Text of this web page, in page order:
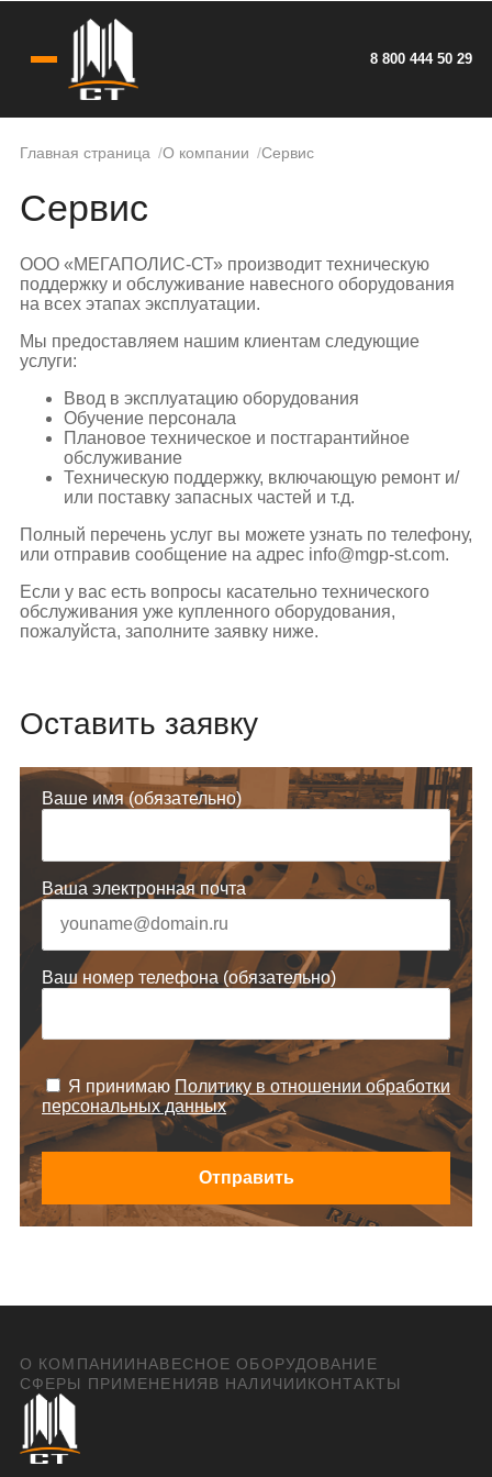
8 800 444 50 29
Главная страница О компании Сервис
Сервис
ООО «МЕГАПОЛИС-СТ» производит техническую
поддержку и обслуживание навесного оборудования
на всех этапах эксплуатации.
Мы предоставляем нашим клиентам следующие
услуги:
Ввод в эксплуатацию оборудования
Обучение персонала
Плановое техническое и постгарантийное
обслуживание
Техническую поддержку, включающую ремонт и/
или поставку запасных частей и т.д.
Полный перечень услуг вы можете узнать по телефону,
или отправив сообщение на адрес info@mgp-st.com.
Если у вас есть вопросы касательно технического
обслуживания уже купленного оборудования,
пожалуйста, заполните заявку ниже.
Оставить заявку
Ваше имя (обязательно)
Ваша электронная почта
Ваш номер телефона (обязательно)
Я принимаю Политику в отношении обработки
персональных данных
Отправить
О КОМПАНИИНАВЕСНОЕ ОБОРУДОВАНИЕ
СФЕРЫ ПРИМЕНЕНИЯВ НАЛИЧИИКОНТАКТЫ